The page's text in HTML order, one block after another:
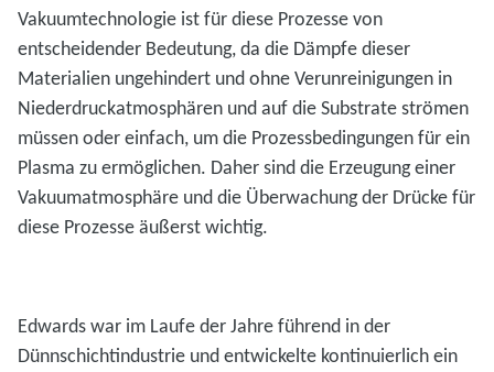
Vakuumtechnologie ist für diese Prozesse von
entscheidender Bedeutung, da die Dämpfe dieser
Materialien ungehindert und ohne Verunreinigungen in
Niederdruckatmosphären und auf die Substrate strömen
müssen oder einfach, um die Prozessbedingungen für ein
Plasma zu ermöglichen. Daher sind die Erzeugung einer
Vakuumatmosphäre und die Überwachung der Drücke für
diese Prozesse äußerst wichtig.
Edwards war im Laufe der Jahre führend in der
Dünnschichtindustrie und entwickelte kontinuierlich ein